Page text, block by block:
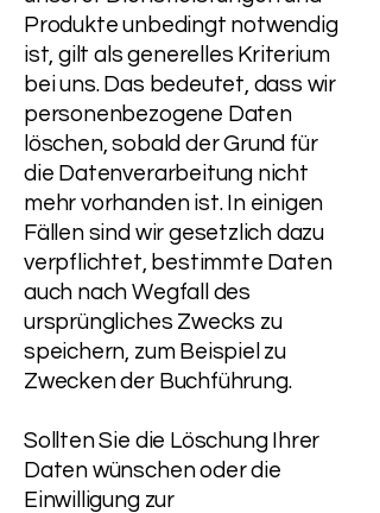
Produkte unbedingt notwendig
ist, gilt als generelles Kriterium
bei uns. Das bedeutet, dass wir
personenbezogene Daten
löschen, sobald der Grund für
die Datenverarbeitung nicht
mehr vorhanden ist. In einigen
Fällen sind wir gesetzlich dazu
verpflichtet, bestimmte Daten
auch nach Wegfall des
ursprüngliches Zwecks zu
speichern, zum Beispiel zu
Zwecken der Buchführung.
Sollten Sie die Löschung Ihrer
Daten wünschen oder die
Einwilligung zur